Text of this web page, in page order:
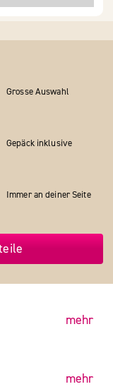
Grosse Auswahl
Gepäck inklusive
Immer an deiner Seite
mehr
mehr